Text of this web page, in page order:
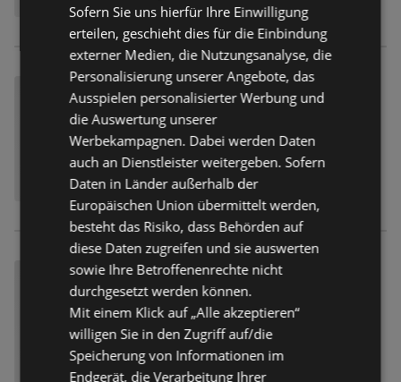
Sofern Sie uns hierfür Ihre Einwilligung
erteilen, geschieht dies für die Einbindung
externer Medien, die Nutzungsanalyse, die
Personalisierung unserer Angebote, das
Ausspielen personalisierter Werbung und
die Auswertung unserer
Werbekampagnen. Dabei werden Daten
auch an Dienstleister weitergeben. Sofern
Daten in Länder außerhalb der
Europäischen Union übermittelt werden,
besteht das Risiko, dass Behörden auf
diese Daten zugreifen und sie auswerten
sowie Ihre Betroffenenrechte nicht
durchgesetzt werden können.
Mit einem Klick auf „Alle akzeptieren“
willigen Sie in den Zugriff auf/die
Speicherung von Informationen im
Endgerät, die Verarbeitung Ihrer